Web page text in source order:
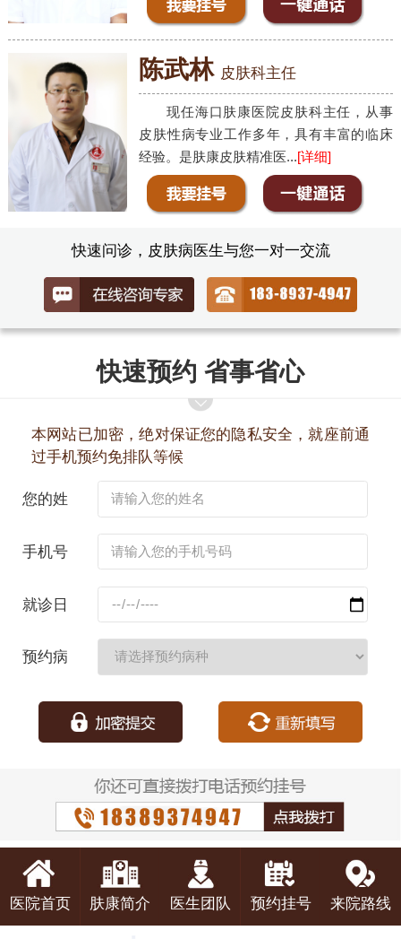
陈武林 皮肤科主任
现任海口肤康医院皮肤科主任，从事
皮肤性病专业工作多年，具有丰富的临床
经验。是肤康皮肤精准医...[详细]
快速问诊，皮肤病医生与您一对一交流
快速预约 省事省心
本网站已加密，绝对保证您的隐私安全，就座前通
过手机预约免排队等候
您的姓
手机号
就诊日
预约病
医院首页 肤康简介 医生团队 预约挂号 来院路线